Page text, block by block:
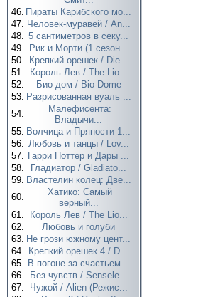
46. Пираты Карибского мо...
47. Человек-муравей / An...
48. 5 сантиметров в секу...
49.
Рик и Морти (1 сезон...
50.
Крепкий орешек / Die...
51.
Король Лев / The Lio...
52.
Био-дом / Bio-Dome
53. Разрисованная вуаль ...
54.
Малефисента:
Владычи...
55. Волчица и Пряности 1...
56. Любовь и танцы / Lov...
57. Гарри Поттер и Дары ...
58.
Гладиатор / Gladiato...
59. Властелин колец: Две...
60.
Хатико: Самый
верный...
61.
Король Лев / The Lio...
62.
Любовь и голуби
63. Не грози южному цент...
64. Крепкий орешек 4 / D...
65. В погоне за счастьем...
66.
Без чувств / Sensele...
67.
Чужой / Alien (Режис...